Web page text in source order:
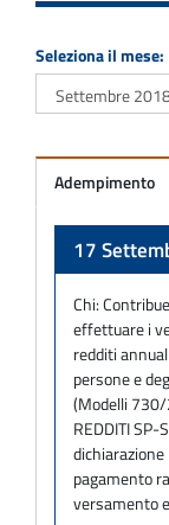
Seleziona il mese:
Adempimento
17
Chi:
effettuare i
redditi
persone e
(Modelli 730/
REDDITI
pagamento
versamento